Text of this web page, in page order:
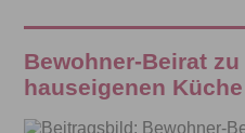
Bewohner-Beirat
hauseigenen